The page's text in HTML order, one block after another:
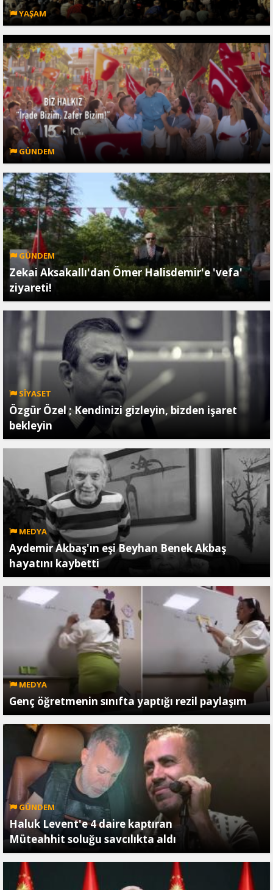
YAŞAM
GÜNDEM
GÜNDEM
Zekai Aksakallı'dan Ömer Halisdemir'e 'vefa'
ziyareti!
SİYASET
Özgür Özel ; Kendinizi gizleyin, bizden işaret
bekleyin
MEDYA
Aydemir Akbaş'ın eşi Beyhan Benek Akbaş
hayatını kaybetti
MEDYA
Genç öğretmenin sınıfta yaptığı rezil paylaşım
GÜNDEM
Haluk Levent'e 4 daire kaptıran
Müteahhit soluğu savcılıkta aldı